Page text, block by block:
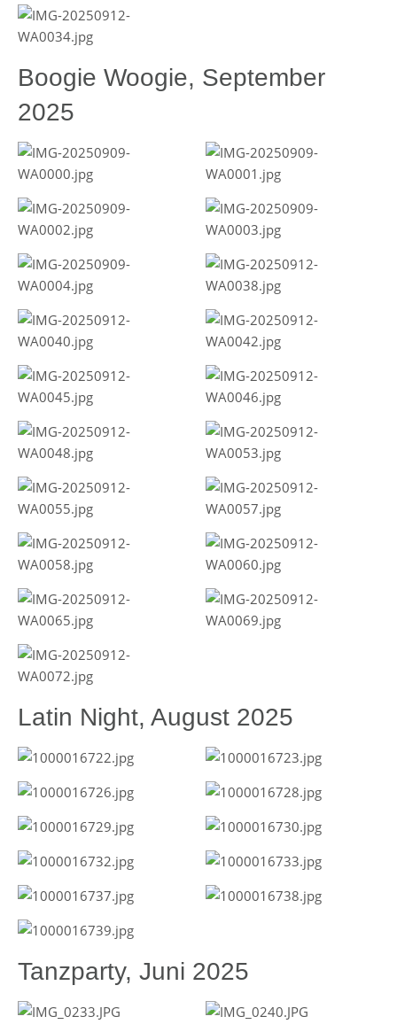
Boogie Woogie, September
2025
Latin Night, August 2025
Tanzparty, Juni 2025